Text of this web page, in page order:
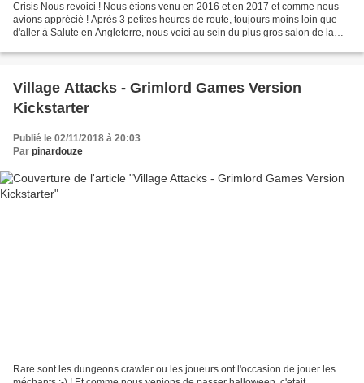
Crisis Nous revoici ! Nous étions venu en 2016 et en 2017 et comme nous
avions apprécié ! Après 3 petites heures de route, toujours moins loin que
d'aller à Salute en Angleterre, nous voici au sein du plus gros salon de la
Village Attacks - Grimlord Games Version
Kickstarter
Publié le 02/11/2018 à 20:03
Par pinardouze
Rare sont les dungeons crawler ou les joueurs ont l'occasion de jouer les